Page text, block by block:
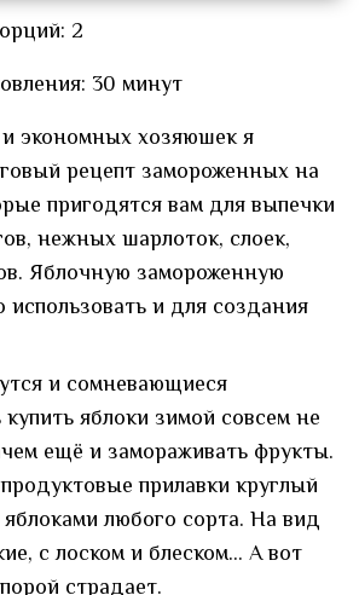
2
30 минут
экономных хозяюшек я
рецепт замороженных на
пригодятся вам для выпечки
нежных шарлоток, слоек,
Яблочную замороженную
использовать и для создания
и сомневающиеся
яблоки зимой совсем не
ещё и замораживать фрукты.
прилавки круглый
любого сорта. На вид
с лоском и блеском… А вот